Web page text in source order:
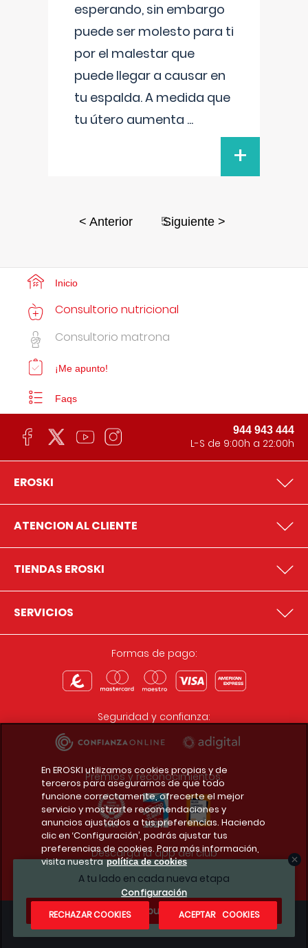
esperando, sin embargo
puede ser molesto para ti
por el malestar que
puede llegar a causar en
tu espalda. A medida que
tu útero aumenta ...
+
< Anterior 5
Siguiente >
A tu lado en cada nueva etapa
¿Te apuntas?
Inicio
Consultorio nutricional
Consultorio matrona
¡Me apunto!
Faqs
944 943 444
L-S de 9:00h a 22:00h
EROSKI
ATENCION AL CLIENTE
TIENDAS EROSKI
SERVICIOS
Formas de pago:
Seguridad y confianza:
Premios y reconocimientos:
Descarga la app del club
Condiciones legales
En EROSKI utilizamos cookies propias y de
terceros para asegurarnos de que todo
funcione correctamente, ofrecerte el mejor
servicio y mostrarte recomendaciones y
anuncios ajustados a tus preferencias. Haciendo
clic en ‘Configuración’, podrás ajustar tus
preferencias de cookies. Para más información,
visita nuestra política de cookies
Configuración
RECHAZAR COOKIES
ACEPTAR COOKIES